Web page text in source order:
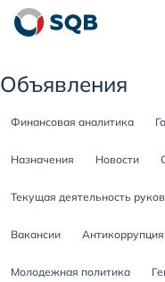
Объявления
Финансовая аналитика
Назначения Новости
Текущая деятельность
Вакансии Антикоррупция
Молодежная политика